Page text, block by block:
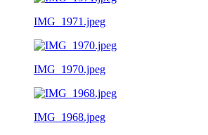
IMG_1971.jpeg
IMG_1970.jpeg
IMG_1968.jpeg